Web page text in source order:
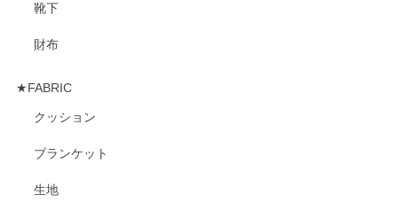
靴下
財布
★FABRIC
クッション
ブランケット
生地